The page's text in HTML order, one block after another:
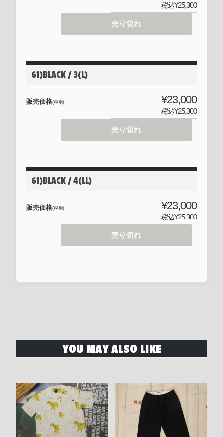
税込¥25,300
売り切れ
61)BLACK / 3(L)
販売価格(税別) ¥23,000
税込¥25,300
売り切れ
61)BLACK / 4(LL)
販売価格(税別) ¥23,000
税込¥25,300
売り切れ
YOU MAY ALSO LIKE